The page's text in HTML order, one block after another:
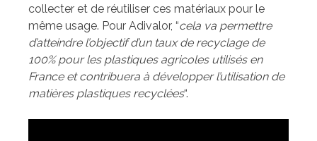
collecter et de réutiliser ces matériaux pour le
même usage. Pour Adivalor, “cela va permettre
d’atteindre l’objectif d’un taux de recyclage de
100% pour les plastiques agricoles utilisés en
France et contribuera à développer l’utilisation de
matières plastiques recyclées“.